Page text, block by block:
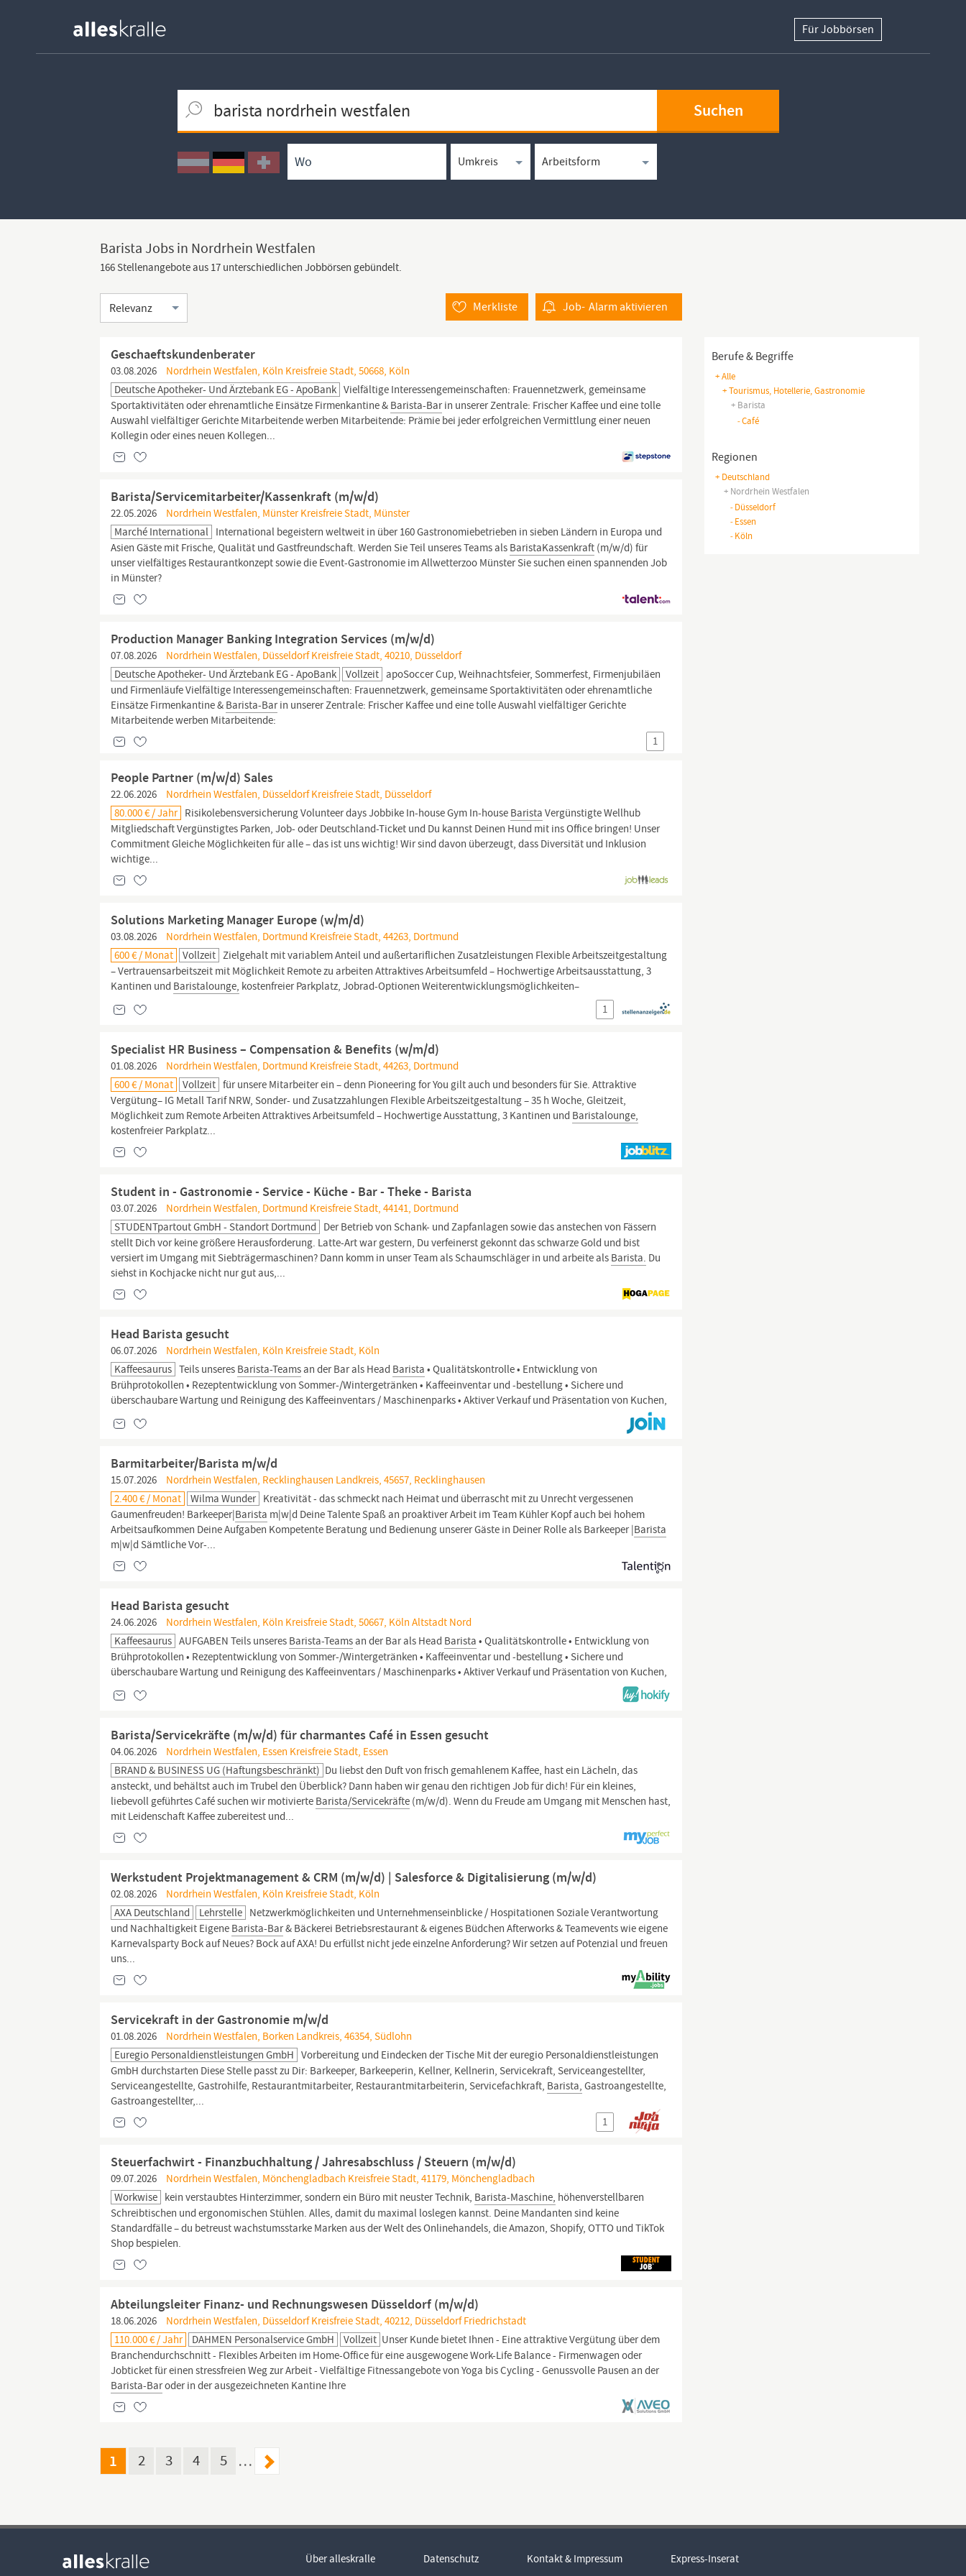
Für Jobbörsen
Ortssuche
Umkreissuche
Arbeitsform
Berufe & Begriffe
+ Alle
+ Tourismus, Hotellerie, Gastronomie
+ Barista
-Café
Regionen
+ Deutschland
+ Nordrhein Westfalen
-Düsseldorf
-Essen
-Köln
Barista Jobs in Nordrhein Westfalen
166 Stellenangebote aus 17 unterschiedlichen Jobbörsen gebündelt.
Sortierung Job- Alarmaktivieren
Merkliste
Geschaeftskundenberater
03.08.2026
Nordrhein Westfalen, Köln Kreisfreie Stadt, 50668, Köln
Deutsche Apotheker- Und Ärztebank EG - ApoBank Vielfältige Interessengemeinschaften: Frauennetzwerk, gemeinsame
Sportaktivitäten oder ehrenamtliche Einsätze Firmenkantine & Barista-Barin unserer Zentrale: Frischer Kaffee und eine tolle
Auswahl vielfältiger Gerichte Mitarbeitende werben Mitarbeitende: Prämie bei jeder erfolgreichen Vermittlung einer neuen
Kollegin oder eines neuen Kollegen...
Barista/Servicemitarbeiter/Kassenkraft (m/w/d)
22.05.2026
Nordrhein Westfalen, Münster Kreisfreie Stadt, Münster
Marché International International begeistern weltweit in über 160 Gastronomiebetrieben in sieben Ländern in Europa und
Asien Gäste mit Frische, Qualität und Gastfreundschaft. Werden Sie Teil unseres Teams als BaristaKassenkraft (m/w/d) für
unser vielfältiges Restaurantkonzept sowie die Event-Gastronomie im Allwetterzoo Münster Sie suchen einen spannenden Job
in Münster?
Production Manager Banking Integration Services (m/w/d)
07.08.2026
Nordrhein Westfalen, Düsseldorf Kreisfreie Stadt, 40210, Düsseldorf
Deutsche Apotheker- Und Ärztebank EG - ApoBank
Vollzeit apoSoccer Cup, Weihnachtsfeier, Sommerfest, Firmenjubiläen
und Firmenläufe Vielfältige Interessengemeinschaften: Frauennetzwerk, gemeinsame Sportaktivitäten oder ehrenamtliche
Einsätze Firmenkantine & Barista-Barin unserer Zentrale: Frischer Kaffee und eine tolle Auswahl vielfältiger Gerichte
Mitarbeitende werben Mitarbeitende:
1
People Partner (m/w/d) Sales
22.06.2026
Nordrhein Westfalen, Düsseldorf Kreisfreie Stadt, Düsseldorf
80.000 € / Jahr Risikolebensversicherung Volunteer days Jobbike In-house Gym In-house Barista Vergünstigte Wellhub
Mitgliedschaft Vergünstigtes Parken, Job- oder Deutschland-Ticket und Du kannst Deinen Hund mit ins Office bringen! Unser
Commitment Gleiche Möglichkeiten für alle – das ist uns wichtig! Wir sind davon überzeugt, dass Diversität und Inklusion
wichtige...
Solutions Marketing Manager Europe (w/m/d)
03.08.2026
Nordrhein Westfalen, Dortmund Kreisfreie Stadt, 44263, Dortmund
600 € / Monat
Vollzeit Zielgehalt mit variablem Anteil und außertariflichen Zusatzleistungen Flexible Arbeitszeitgestaltung
– Vertrauensarbeitszeit mit Möglichkeit Remote zu arbeiten Attraktives Arbeitsumfeld – Hochwertige Arbeitsausstattung, 3
Kantinen und Baristalounge, kostenfreier Parkplatz, Jobrad-Optionen Weiterentwicklungsmöglichkeiten–
1
Specialist HR Business – Compensation & Benefits (w/m/d)
01.08.2026
Nordrhein Westfalen, Dortmund Kreisfreie Stadt, 44263, Dortmund
600 € / Monat
Vollzeit für unsere Mitarbeiter ein – denn Pioneering for You gilt auch und besonders für Sie. Attraktive
Vergütung– IG Metall Tarif NRW, Sonder- und Zusatzzahlungen Flexible Arbeitszeitgestaltung – 35 h Woche, Gleitzeit,
Möglichkeit zum Remote Arbeiten Attraktives Arbeitsumfeld – Hochwertige Ausstattung, 3 Kantinen und Baristalounge,
kostenfreier Parkplatz...
Student in - Gastronomie - Service - Küche - Bar - Theke - Barista
03.07.2026
Nordrhein Westfalen, Dortmund Kreisfreie Stadt, 44141, Dortmund
STUDENTpartout GmbH - Standort Dortmund Der Betrieb von Schank- und Zapfanlagen sowie das anstechen von Fässern
stellt Dich vor keine größere Herausforderung. Latte-Art war gestern, Du verfeinerst gekonnt das schwarze Gold und bist
versiert im Umgang mit Siebträgermaschinen? Dann komm in unser Team als Schaumschläger in und arbeite als Barista. Du
siehst in Kochjacke nicht nur gut aus,...
Head Barista gesucht
06.07.2026
Nordrhein Westfalen, Köln Kreisfreie Stadt, Köln
Kaffeesaurus Teils unseres Barista-Teamsan der Bar als Head Barista • Qualitätskontrolle • Entwicklung von
Brühprotokollen • Rezeptentwicklung von Sommer-/Wintergetränken • Kaffeeinventar und -bestellung • Sichere und
überschaubare Wartung und Reinigung des Kaffeeinventars / Maschinenparks • Aktiver Verkauf und Präsentation von Kuchen,
Barmitarbeiter/Barista m/w/d
15.07.2026
Nordrhein Westfalen, Recklinghausen Landkreis, 45657, Recklinghausen
2.400 € / Monat
Wilma Wunder Kreativität - das schmeckt nach Heimat und überrascht mit zu Unrecht vergessenen
Gaumenfreuden! Barkeeper|Barista m|w|d Deine Talente Spaß an proaktiver Arbeit im Team Kühler Kopf auch bei hohem
Arbeitsaufkommen Deine Aufgaben Kompetente Beratung und Bedienung unserer Gäste in Deiner Rolle als Barkeeper |Barista
m|w|d Sämtliche Vor-...
Head Barista gesucht
24.06.2026
Nordrhein Westfalen, Köln Kreisfreie Stadt, 50667, Köln Altstadt Nord
Kaffeesaurus AUFGABEN Teils unseres Barista-Teamsan der Bar als Head Barista • Qualitätskontrolle • Entwicklung von
Brühprotokollen • Rezeptentwicklung von Sommer-/Wintergetränken • Kaffeeinventar und -bestellung • Sichere und
überschaubare Wartung und Reinigung des Kaffeeinventars / Maschinenparks • Aktiver Verkauf und Präsentation von Kuchen,
Barista/Servicekräfte (m/w/d) für charmantes Café in Essen gesucht
04.06.2026
Nordrhein Westfalen, Essen Kreisfreie Stadt, Essen
BRAND & BUSINESS UG (haftungsbeschränkt) Du liebst den Duft von frisch gemahlenem Kaffee, hast ein Lächeln, das
ansteckt, und behältst auch im Trubel den Überblick? Dann haben wir genau den richtigen Job für dich! Für ein kleines,
liebevoll geführtes Café suchen wir motivierte Barista/Servicekräfte (m/w/d). Wenn du Freude am Umgang mit Menschen hast,
mit Leidenschaft Kaffee zubereitest und...
Werkstudent Projektmanagement & CRM (m/w/d) | Salesforce & Digitalisierung (m/w/d)
02.08.2026
Nordrhein Westfalen, Köln Kreisfreie Stadt, Köln
AXA Deutschland
Lehrstelle Netzwerkmöglichkeiten und Unternehmenseinblicke / Hospitationen Soziale Verantwortung
und Nachhaltigkeit Eigene Barista-Bar& Bäckerei Betriebsrestaurant & eigenes Büdchen Afterworks & Teamevents wie eigene
Karnevalsparty Bock auf Neues? Bock auf AXA! Du erfüllst nicht jede einzelne Anforderung? Wir setzen auf Potenzial und freuen
uns...
Servicekraft in der Gastronomie m/w/d
01.08.2026
Nordrhein Westfalen, Borken Landkreis, 46354, Südlohn
Euregio Personaldienstleistungen GmbH Vorbereitung und Eindecken der Tische Mit der euregio Personaldienstleistungen
GmbH durchstarten Diese Stelle passt zu Dir: Barkeeper, Barkeeperin, Kellner, Kellnerin, Servicekraft, Serviceangestellter,
Serviceangestellte, Gastrohilfe, Restaurantmitarbeiter, Restaurantmitarbeiterin, Servicefachkraft, Barista, Gastroangestellte,
Gastroangestellter,...
1
Steuerfachwirt - Finanzbuchhaltung / Jahresabschluss / Steuern (m/w/d)
09.07.2026
Nordrhein Westfalen, Mönchengladbach Kreisfreie Stadt, 41179, Mönchengladbach
Workwise kein verstaubtes Hinterzimmer, sondern ein Büro mit neuster Technik, Barista-Maschine, höhenverstellbaren
Schreibtischen und ergonomischen Stühlen. Alles, damit du maximal loslegen kannst. Deine Mandanten sind keine
Standardfälle – du betreust wachstumsstarke Marken aus der Welt des Onlinehandels, die Amazon, Shopify, OTTO und TikTok
Shop bespielen.
Abteilungsleiter Finanz- und Rechnungswesen Düsseldorf (m/w/d)
18.06.2026
Nordrhein Westfalen, Düsseldorf Kreisfreie Stadt, 40212, Düsseldorf Friedrichstadt
110.000 € / Jahr
DAHMEN Personalservice GmbH Vollzeit Unser Kunde bietet Ihnen - Eine attraktive Vergütung über dem
Branchendurchschnitt - Flexibles Arbeiten im Home-Office für eine ausgewogene Work-Life Balance - Firmenwagen oder
Jobticket für einen stressfreien Weg zur Arbeit - Vielfältige Fitnessangebote von Yoga bis Cycling - Genussvolle Pausen an der
Barista-Baroder in der ausgezeichneten Kantine Ihre
1 2 3 4 5 …
Über alleskralle Datenschutz Kontakt & Impressum Express-Inserat